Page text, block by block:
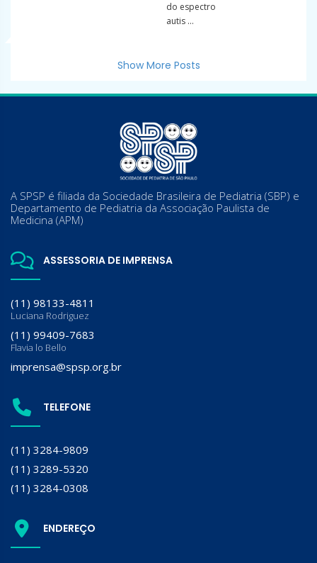
do espectro
autis ...
Show More Posts
A SPSP é filiada da Sociedade Brasileira de Pediatria (SBP) e
Departamento de Pediatria da Associação Paulista de
Medicina (APM)
ASSESSORIA DE IMPRENSA
(11) 98133-4811
Luciana Rodriguez
(11) 99409-7683
Flavia lo Bello
imprensa@spsp.org.br
TELEFONE
(11) 3284-9809
(11) 3289-5320
(11) 3284-0308
ENDEREÇO